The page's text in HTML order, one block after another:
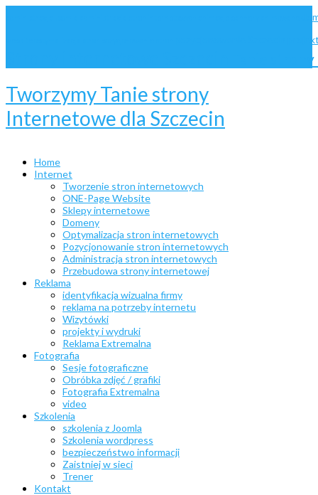
Tanie
Tworzymy Tanie strony
Internetowe dla Szczecin
Home
Internet
Tworzenie stron internetowych
ONE-Page Website
Sklepy internetowe
Domeny
Optymalizacja stron internetowych
Pozycjonowanie stron internetowych
Administracja stron internetowych
Przebudowa strony internetowej
Reklama
identyfikacja wizualna firmy
reklama na potrzeby internetu
Wizytówki
projekty i wydruki
Reklama Extremalna
Fotografia
Sesje fotograficzne
Obróbka zdjęć / grafiki
Fotografia Extremalna
video
Szkolenia
szkolenia z Joomla
Szkolenia wordpress
bezpieczeństwo informacji
Zaistniej w sieci
Trener
Kontakt